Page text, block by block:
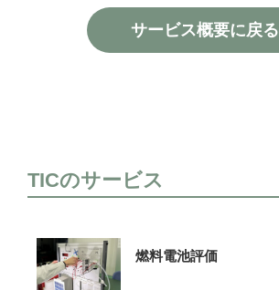
サービス概要に戻る
TICのサービス
燃料電池評価